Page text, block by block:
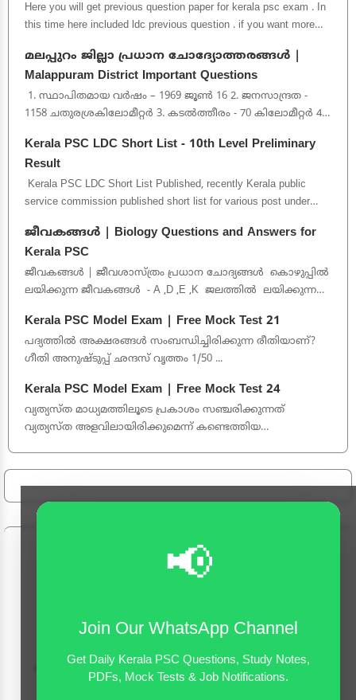
Here you will get previous question paper for kerala psc exam . In
this time here included ldc previous question . if you want more
മലപ്പുറം ജില്ലാ പ്രധാന ചോദ്യോത്തരങ്ങൾ |
Malappuram District Important Questions
1. സ്ഥാപിതമായ വർഷം – 1969 ജൂൺ 16 2. ജനസാന്ദ്രത -
1158 ചതുരശ്രകിലോമീറ്റർ 3. കടൽത്തീരം - 70 കിലോമീറ്റർ 4.
Kerala PSC LDC Short List - 10th Level Preliminary
Result
Kerala PSC LDC Short List Published, recently Kerala public
service commission published short list for various post under
ജീവകങ്ങൾ | Biology Questions and Answers for
Kerala PSC
ജീവകങ്ങൾ | ജീവശാസ്ത്രം പ്രധാന ചോദ്യങ്ങൾ കൊഴുപ്പിൽ
ലയിക്കുന്ന ജീവകങ്ങൾ - A ,D ,E ,K ജലത്തിൽ ലയിക്കുന്ന
Kerala PSC Model Exam | Free Mock Test 21
പദ്യത്തിൽ അക്ഷരങ്ങൾ സംബന്ധിച്ചിരിക്കുന്ന രീതിയാണ്?
ഗീതി അനുഷ്ടുപ്പ് ഛന്ദസ് വൃത്തം 1/50 ...
Kerala PSC Model Exam | Free Mock Test 24
വ്യത്യസ്ത മാധ്യമത്തിലൂടെ പ്രകാശം സഞ്ചരിക്കുന്നത്
വ്യത്യസ്ത അളവിലായിരിക്കുമെന്ന് കണ്ടെത്തിയ
📢
Join Our WhatsApp Channel
Get Daily Kerala PSC Questions, Study Notes,
PDFs, Mock Tests & Job Notifications.
Follow Us
Contact Privacy Policy Terms of Service
Sitemap